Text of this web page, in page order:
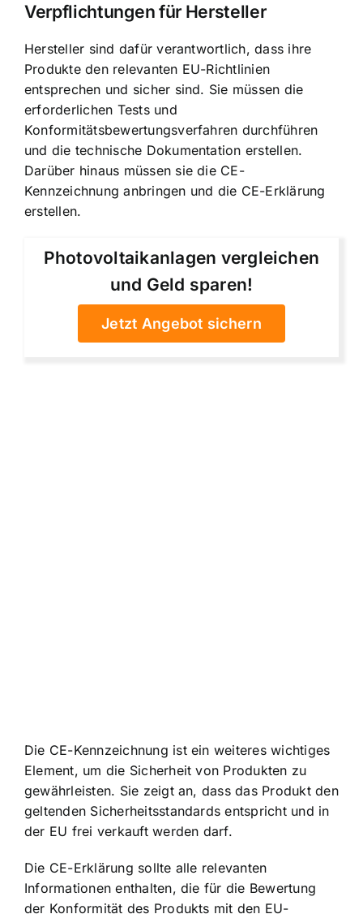
Verpflichtungen für Hersteller
Hersteller sind dafür verantwortlich, dass ihre
Produkte den relevanten EU-Richtlinien
entsprechen und sicher sind. Sie müssen die
erforderlichen Tests und
Konformitätsbewertungsverfahren durchführen
und die technische Dokumentation erstellen.
Darüber hinaus müssen sie die CE-
Kennzeichnung anbringen und die CE-Erklärung
erstellen.
Photovoltaikanlagen vergleichen
und Geld sparen!
Jetzt Angebot sichern
Die CE-Kennzeichnung ist ein weiteres wichtiges
Element, um die Sicherheit von Produkten zu
gewährleisten. Sie zeigt an, dass das Produkt den
geltenden Sicherheitsstandards entspricht und in
der EU frei verkauft werden darf.
Die CE-Erklärung sollte alle relevanten
Informationen enthalten, die für die Bewertung
der Konformität des Produkts mit den EU-